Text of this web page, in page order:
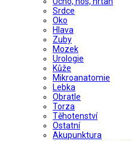
Srdce
Oko
Hlava
Zuby
Mozek
Urologie
Kůže
Mikroanatomie
Lebka
Obratle
Torza
Těhotenství
Ostatní
Akupunktura